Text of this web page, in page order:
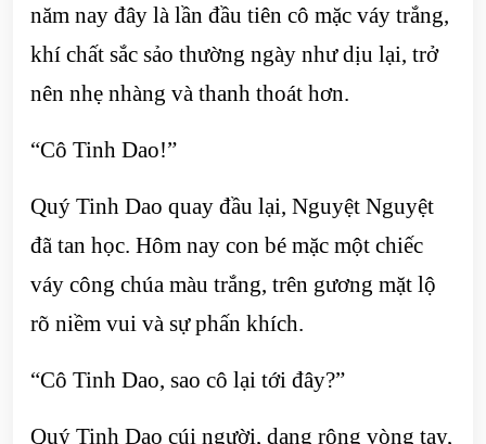
năm nay đây là lần đầu tiên cô mặc váy trắng,
khí chất sắc sảo thường ngày như dịu lại, trở
nên nhẹ nhàng và thanh thoát hơn.
“Cô Tinh Dao!”
Quý Tinh Dao quay đầu lại, Nguyệt Nguyệt
đã tan học. Hôm nay con bé mặc một chiếc
váy công chúa màu trắng, trên gương mặt lộ
rõ niềm vui và sự phấn khích.
“Cô Tinh Dao, sao cô lại tới đây?”
Quý Tinh Dao cúi người, dang rộng vòng tay,